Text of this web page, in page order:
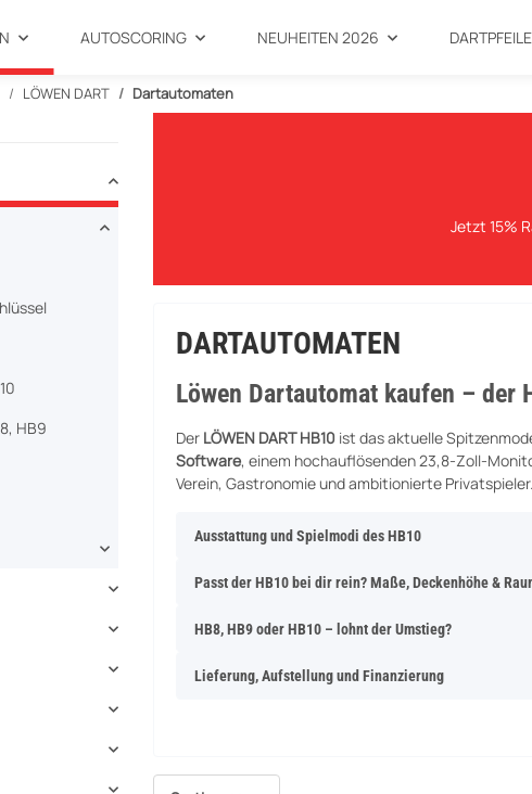
AUTOSCORING NEUHEITEN 2026
LÖWEN DART Dartautomaten
Jetzt 15%
DARTAUTOMATEN
Löwen Dartautomat kaufen – der
Der LÖWEN DART HB10 ist das aktuelle
Software, einem hochauflösenden 23,8-Zoll-
Verein, Gastronomie und ambitionierte
Ausstattung und Spielmodi des HB10
Passt der HB10 bei dir rein? Maße, Deckenhöhe &
HB8, HB9 oder HB10 – lohnt der Umstieg?
Lieferung, Aufstellung und Finanzierung
HB9